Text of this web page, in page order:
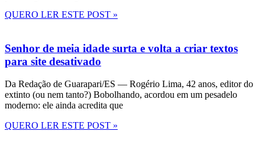
QUERO LER ESTE POST »
Senhor de meia idade surta e volta a criar textos
para site desativado
Da Redação de Guarapari/ES — Rogério Lima, 42 anos, editor do
extinto (ou nem tanto?) Bobolhando, acordou em um pesadelo
moderno: ele ainda acredita que
QUERO LER ESTE POST »